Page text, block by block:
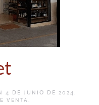
4 DE JUNIO DE 2024
VENTA